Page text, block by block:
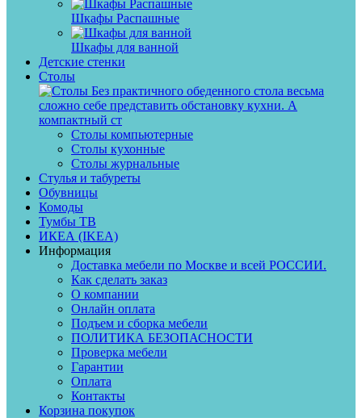
Шкафы Распашные
Шкафы для ванной
Детские стенки
Столы
Без практичного обеденного стола весьма
сложно себе представить обстановку кухни. А
компактный ст
Столы компьютерные
Столы кухонные
Столы журнальные
Стулья и табуреты
Обувницы
Комоды
Тумбы ТВ
ИКЕА (IKEA)
Информация
Доставка мебели по Москве и всей РОССИИ.
Как сделать заказ
О компании
Онлайн оплата
Подъем и сборка мебели
ПОЛИТИКА БЕЗОПАСНОСТИ
Проверка мебели
Гарантии
Оплата
Контакты
Корзина покупок